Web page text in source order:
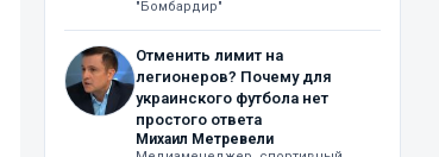
"Бомбардир"
Отменить лимит на
легионеров? Почему для
украинского футбола нет
простого ответа
Михаил Метревели